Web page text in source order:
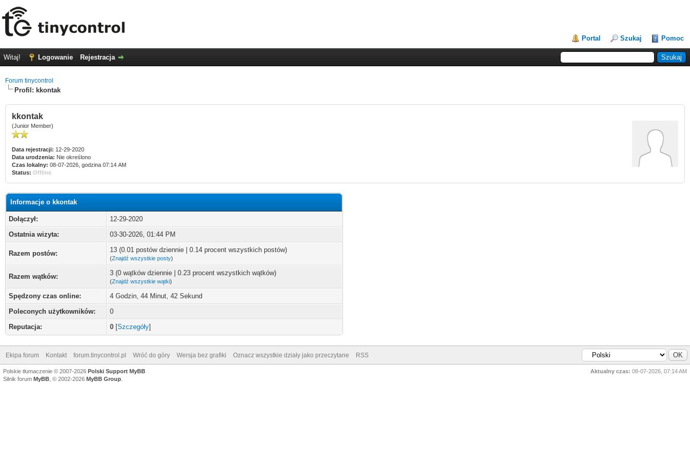
Portal Szukaj Pomoc
Witaj! Logowanie Rejestracja
Forum tinycontrol
Profil: kkontak
kkontak
(Junior Member)
Data rejestracji: 12-29-2020
Data urodzenia: Nie określono
Czas lokalny: 08-07-2026, godzina 07:14 AM
Status: Offline
Informacje o kkontak
Dołączył:
12-29-2020
Ostatnia wizyta:
03-30-2026, 01:44 PM
Razem postów: 13 (0.01 postów dziennie | 0.14 procent wszystkich postów)
(Znajdź wszystkie posty)
Razem wątków: 3 (0 wątków dziennie | 0.23 procent wszystkich wątków)
(Znajdź wszystkie wątki)
Spędzony czas online:
4 Godzin, 44 Minut, 42 Sekund
Poleconych użytkowników:
0
Reputacja:
0 [Szczegóły]
Ekipa forum Kontakt forum.tinycontrol.pl Wróć do góry Wersja bez grafiki Oznacz wszystkie działy jako przeczytane RSS
Aktualny czas: 08-07-2026, 07:14 AM
Polskie tłumaczenie © 2007-2026 Polski Support MyBB
Silnik forum MyBB , © 2002-2026 MyBB Group